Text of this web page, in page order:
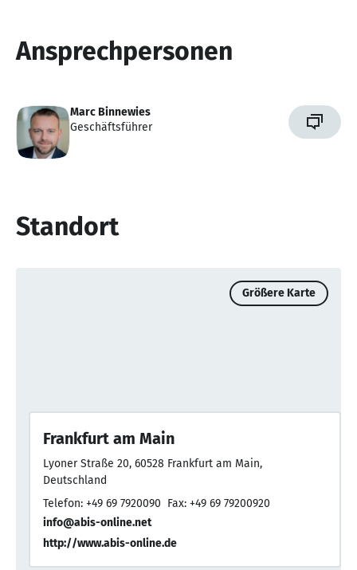
Ansprechpersonen
Marc Binnewies
Geschäftsführer
Standort
Größere Karte
Frankfurt am Main
Lyoner Straße 20, 60528 Frankfurt am Main,
Deutschland
Telefon: +49 69 7920090 Fax: +49 69 79200920
info@abis-online.net
http://www.abis-online.de